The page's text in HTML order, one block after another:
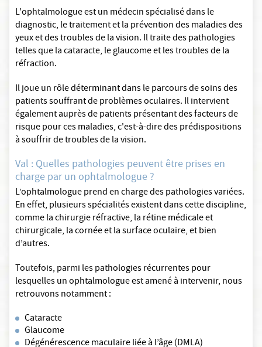
L'ophtalmologue est un médecin spécialisé dans le
diagnostic, le traitement et la prévention des maladies des
yeux et des troubles de la vision. Il traite des pathologies
telles que la cataracte, le glaucome et les troubles de la
réfraction.
Il joue un rôle déterminant dans le parcours de soins des
patients souffrant de problèmes oculaires. Il intervient
également auprès de patients présentant des facteurs de
risque pour ces maladies, c'est-à-dire des prédispositions
à souffrir de troubles de la vision.
Val : Quelles pathologies peuvent être prises en
charge par un ophtalmologue ?
L’ophtalmologue prend en charge des pathologies variées.
En effet, plusieurs spécialités existent dans cette discipline,
comme la chirurgie réfractive, la rétine médicale et
chirurgicale, la cornée et la surface oculaire, et bien
d’autres.
Toutefois, parmi les pathologies récurrentes pour
lesquelles un ophtalmologue est amené à intervenir, nous
retrouvons notamment :
Cataracte
Glaucome
Dégénérescence maculaire liée à l’âge (DMLA)